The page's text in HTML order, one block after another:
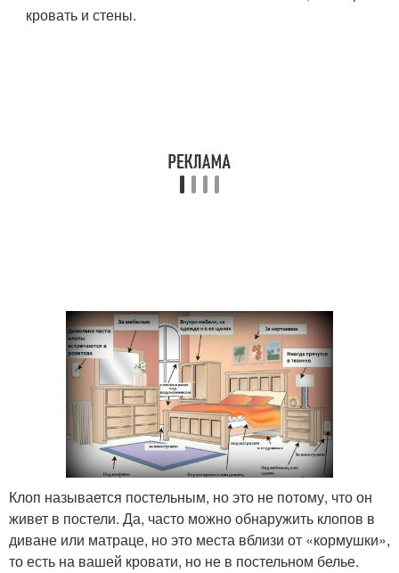
кровать и стены.
Клоп называется постельным, но это не потому, что он
живет в постели. Да, часто можно обнаружить клопов в
диване или матраце, но это места вблизи от «кормушки»,
то есть на вашей кровати, но не в постельном белье.